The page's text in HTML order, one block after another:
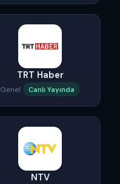
TRT Haber
Genel Canlı Yayında
NTV